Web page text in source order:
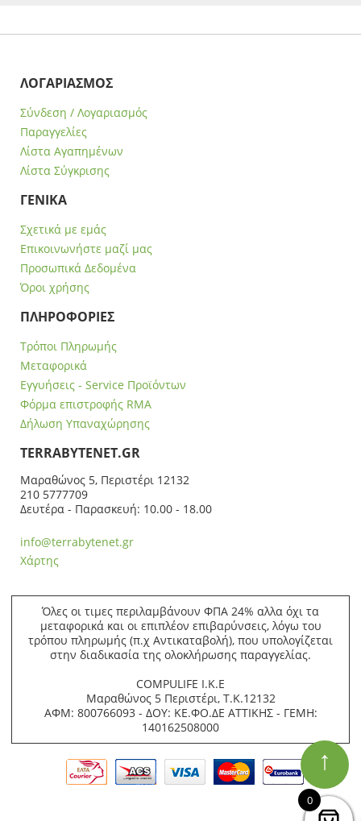
ΛΟΓΑΡΙΑΣΜΟΣ
Σύνδεση / Λογαριασμός
Παραγγελίες
Λίστα Αγαπημένων
Λίστα Σύγκρισης
ΓΕΝΙΚΑ
Σχετικά με εμάς
Επικοινωνήστε μαζί μας
Προσωπικά Δεδομένα
Όροι χρήσης
ΠΛΗΡΟΦΟΡΙΕΣ
Τρόποι Πληρωμής
Μεταφορικά
Εγγυήσεις - Service Προϊόντων
Φόρμα επιστροφής RMA
Δήλωση Υπαναχώρησης
ΤERRABYTENET.GR
Μαραθώνος 5, Περιστέρι 12132
210 5777709
Δευτέρα - Παρασκευή: 10.00 - 18.00
info@terrabytenet.gr
Χάρτης
Όλες οι τιμες περιλαμβάνουν ΦΠΑ 24% αλλα όχι τα
μεταφορικά και οι επιπλέον επιβαρύνσεις, λόγω του
τρόπου πληρωμής (π.χ Αντικαταβολή), που υπολογίζεται
στην διαδικασία της ολοκλήρωσης παραγγελίας.
COMPULIFE Ι.Κ.Ε
Μαραθώνος 5 Περιστέρι, Τ.Κ.12132
ΑΦΜ: 800766093 - ΔΟΥ: ΚΕ.ΦΟ.ΔΕ ΑΤΤΙΚΗΣ - ΓΕΜΗ:
140162508000
↑
0